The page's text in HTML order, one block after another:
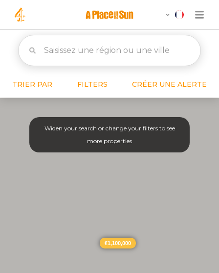
TRIER PAR FILTERS CRÉER UNE ALERTE
Widen your search or change your filters to see
more properties
€1,100,000